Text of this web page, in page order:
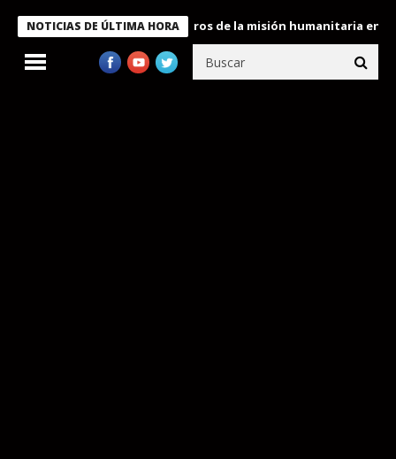
NOTICIAS DE ÚLTIMA HORA
Bukele condecora a miembros de la misión humanitaria enviada a